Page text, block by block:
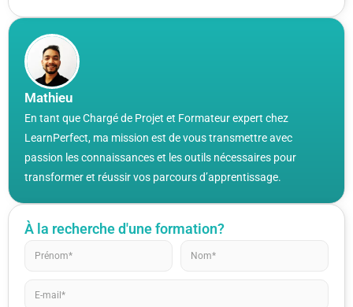
Mathieu
En tant que Chargé de Projet et Formateur expert chez
LearnPerfect, ma mission est de vous transmettre avec
passion les connaissances et les outils nécessaires pour
transformer et réussir vos parcours d’apprentissage.
À la recherche d'une formation?